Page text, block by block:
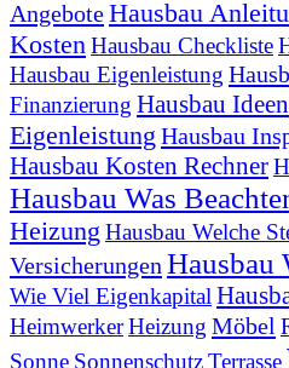
AngeboteHausbau
Kosten Hausbau Checkliste
Hausbau Eigenleistung
Finanzierung Hausbau Ideen
Eigenleistung Hausbau
Hausbau Kosten Rechner
Hausbau Was
Heizung Hausbau Welche
Versicherungen Hausbau
Wie Viel Eigenkapital
HeimwerkerHeizung Möbel
Sonne SonnenschutzTerrasse